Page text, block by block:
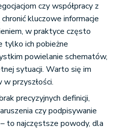
czy współpracy z
kluczowe informacje
w praktyce często
tylko ich pobieżne
powielanie schematów,
sytuacji. Warto się im
w przyszłości.
precyzyjnych definicji,
czy podpisywanie
to najczęstsze powody, dla